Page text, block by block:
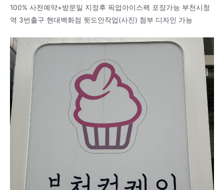
100% 사전예약+방문일 지정후 픽업아이스팩 포장가능 부천시청
역 3번출구 현대백화점 뒷도안작업(사진) 첨부 디자인 가능